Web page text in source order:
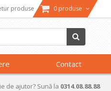
produse 0 produse
Contact
de ajutor? Sună la 0314.08.88.88